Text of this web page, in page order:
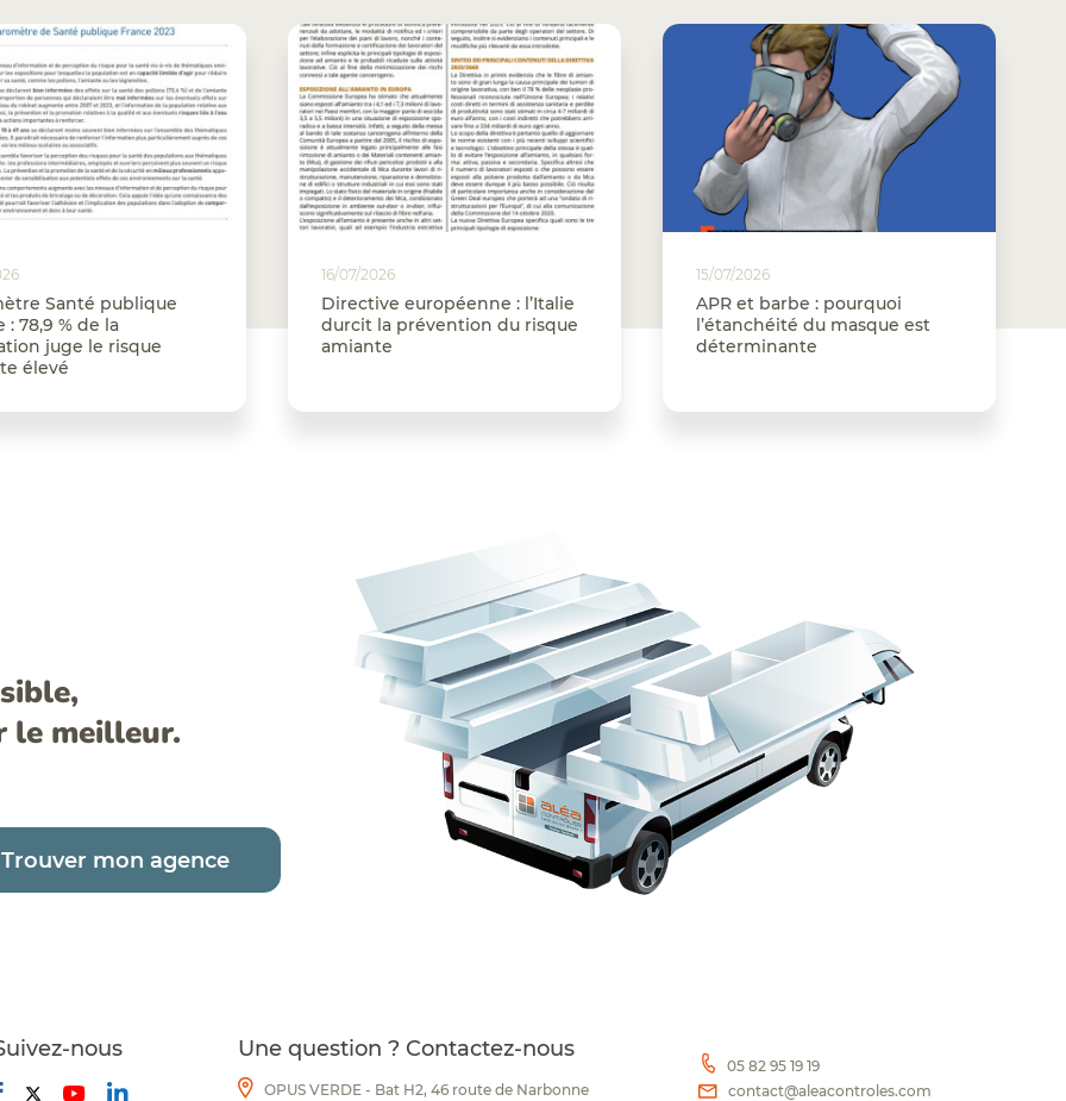
Santé publique
: 78,9 % de la
juge le risque
élevé
16/07/2026
Directive européenne : l’Italie
durcit la prévention du risque
amiante
15/07/2026
APR et barbe : pourquoi
l’étanchéité du masque est
déterminante
le meilleur.
Trouver mon agence
nous Une question ? Contactez-nous
OPUS VERDE - Bat H2, 46 route de Narbonne
05 82 95 19 19
contact@aleacontroles.com